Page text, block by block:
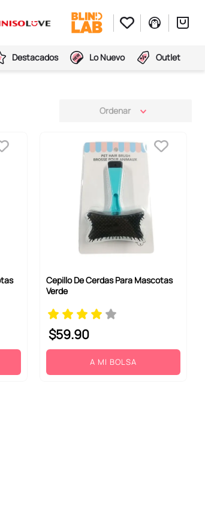
Destacados Lo Nuevo Outlet
Cepillo De Cerdas Para Mascotas
Verde
$59.90
A MI BOLSA